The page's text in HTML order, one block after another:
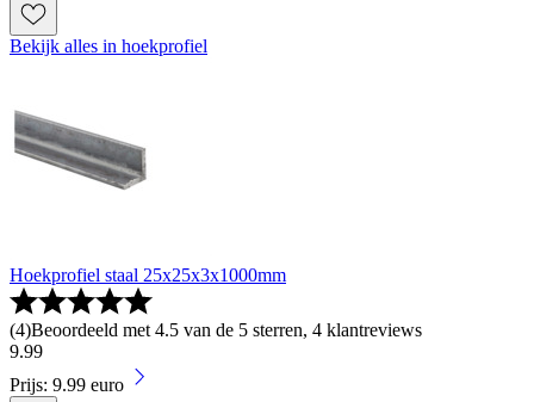
Bekijk alles in hoekprofiel
Hoekprofiel staal 25x25x3x1000mm
(4)Beoordeeld met 4.5 van de 5 sterren, 4 klantreviews
9.99
Prijs: 9.99 euro